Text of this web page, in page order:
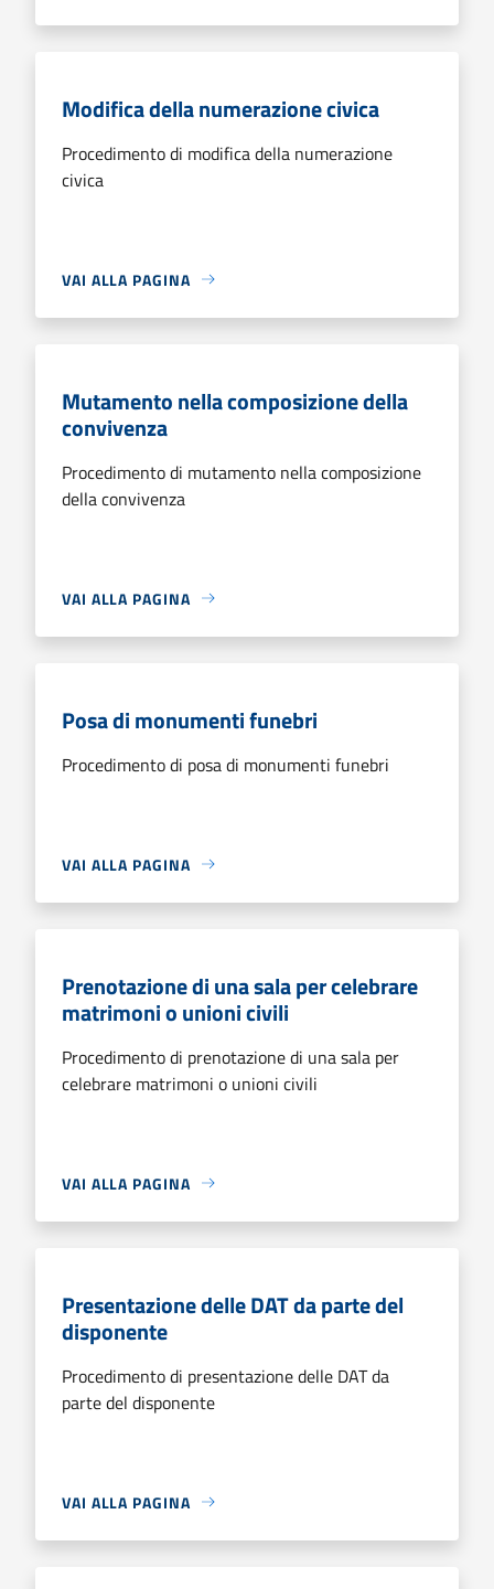
Modifica della numerazione civica
Procedimento di modifica della numerazione
civica
VAI ALLA PAGINA
Mutamento nella composizione della
convivenza
Procedimento di mutamento nella composizione
della convivenza
VAI ALLA PAGINA
Posa di monumenti funebri
Procedimento di posa di monumenti funebri
VAI ALLA PAGINA
Prenotazione di una sala per celebrare
matrimoni o unioni civili
Procedimento di prenotazione di una sala per
celebrare matrimoni o unioni civili
VAI ALLA PAGINA
Presentazione delle DAT da parte del
disponente
Procedimento di presentazione delle DAT da
parte del disponente
VAI ALLA PAGINA